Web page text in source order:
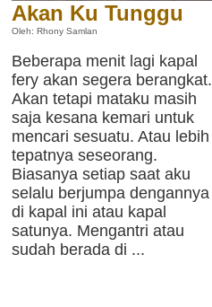
Akan Ku Tunggu
Oleh: Rhony Samlan
Beberapa menit lagi kapal
fery akan segera berangkat.
Akan tetapi mataku masih
saja kesana kemari untuk
mencari sesuatu. Atau lebih
tepatnya seseorang.
Biasanya setiap saat aku
selalu berjumpa dengannya
di kapal ini atau kapal
satunya. Mengantri atau
sudah berada di ...